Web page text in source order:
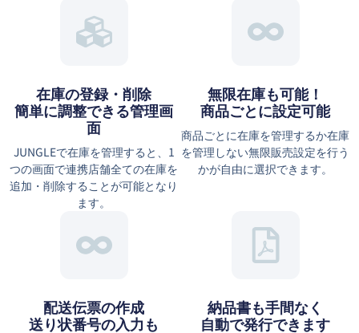
在庫の登録・削除
簡単に調整できる管理画
面
JUNGLEで在庫を管理すると、1
つの画面で連携店舗全ての在庫を
追加・削除することが可能となり
ます。
無限在庫も可能！
商品ごとに設定可能
商品ごとに在庫を管理するか在庫
を管理しない無限販売設定を行う
かが自由に選択できます。
配送伝票の作成
送り状番号の入力も
納品書も手間なく
自動で発行できます